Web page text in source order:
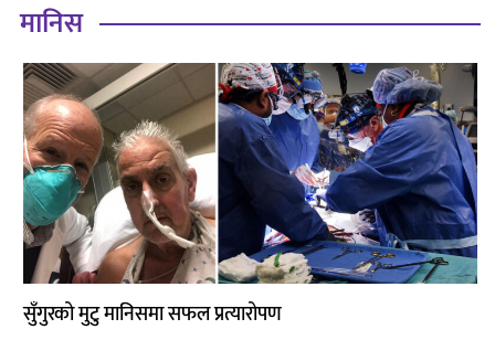
साहित्य
प्रदेश
English
मानिस
सुँगुरको मुटु मानिसमा सफल प्रत्यारोपण